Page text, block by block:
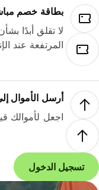
بطاقة خصم مباشر
لا تقلق أبدًا
المرتفعة عند
أرسل الأموال
اجعل لأموالك
تسجيل الدخول